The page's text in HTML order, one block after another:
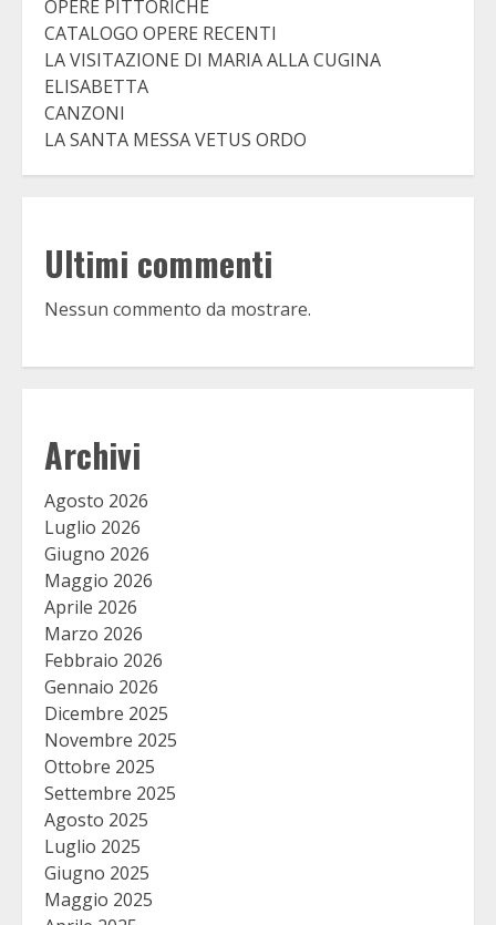
OPERE PITTORICHE
CATALOGO OPERE RECENTI
LA VISITAZIONE DI MARIA ALLA CUGINA
ELISABETTA
CANZONI
LA SANTA MESSA VETUS ORDO
Ultimi commenti
Nessun commento da mostrare.
Archivi
Agosto 2026
Luglio 2026
Giugno 2026
Maggio 2026
Aprile 2026
Marzo 2026
Febbraio 2026
Gennaio 2026
Dicembre 2025
Novembre 2025
Ottobre 2025
Settembre 2025
Agosto 2025
Luglio 2025
Giugno 2025
Maggio 2025